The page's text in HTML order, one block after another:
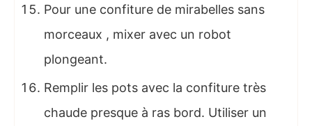
Pour une confiture de mirabelles sans
morceaux , mixer avec un robot
plongeant.
Remplir les pots avec la confiture très
chaude presque à ras bord. Utiliser un